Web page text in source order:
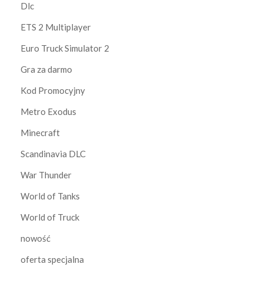
Dlc
ETS 2 Multiplayer
Euro Truck Simulator 2
Gra za darmo
Kod Promocyjny
Metro Exodus
Minecraft
Scandinavia DLC
War Thunder
World of Tanks
World of Truck
nowość
oferta specjalna